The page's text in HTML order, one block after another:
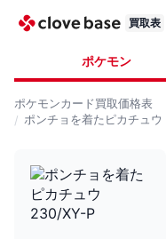
買取表
ポケモン
ポケモンカード買取価格表
ポンチョを着たピカチュ